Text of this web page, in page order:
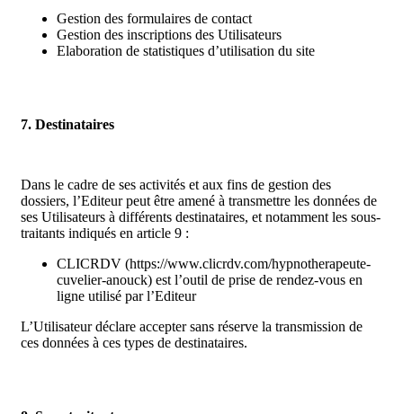
Gestion des formulaires de contact
Gestion des inscriptions des Utilisateurs
Elaboration de statistiques d’utilisation du site
7. Destinataires
Dans le cadre de ses activités et aux fins de gestion des
dossiers, l’Editeur peut être amené à transmettre les données de
ses Utilisateurs à différents destinataires, et notamment les sous-
traitants indiqués en article 9 :
CLICRDV (https://www.clicrdv.com/hypnotherapeute-
cuvelier-anouck) est l’outil de prise de rendez-vous en
ligne utilisé par l’Editeur
L’Utilisateur déclare accepter sans réserve la transmission de
ces données à ces types de destinataires.